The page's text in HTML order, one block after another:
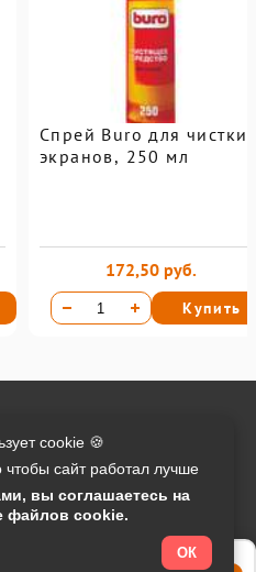
Спрей Buro для чистки
экранов, 250 мл
172,50 руб.
Купить
manager.ru
на сайте:
cookie 🍪
сайт работал лучше
вы соглашаетесь на
файлов cookie.
ОК